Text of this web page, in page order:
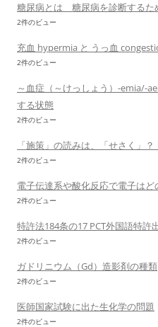
糖尿病とは 糖尿病を診断するた
2件のビュー
充血 hypermia と うっ血
2件のビュー
～血症（～けっしょう）-emia/-
する状態
2件のビュー
「施策」の読みは、「せさく」？
2件のビュー
電子伝達系や酸化反応で電子は
2件のビュー
特許法184条の17 PCT外国語特許
2件のビュー
ガドリニウム（Gd）造影剤の種類
2件のビュー
医師国家試験に出た生化学の問題
2件のビュー